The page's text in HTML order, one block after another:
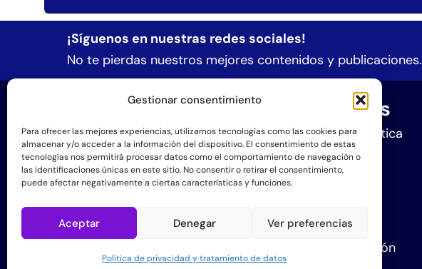
Gestionar consentimiento
Para ofrecer las mejores experiencias, utilizamos tecnologías como las cookies para
almacenar y/o acceder a la información del dispositivo. El consentimiento de estas
tecnologías nos permitirá procesar datos como el comportamiento de navegación o
las identificaciones únicas en este sitio. No consentir o retirar el consentimiento,
puede afectar negativamente a ciertas características y funciones.
Aceptar Denegar Ver preferencias
Política de privacidad y tratamiento de datos
¡Síguenos en nuestras redes sociales!
No te pierdas nuestros mejores contenidos y publicaciones.
+57 3184543140
info@sintergetica.org
Formaciones
Formación Sintergética
Manos para Sanar
Espacio Ser
Agenda de eventos
Centros de formación